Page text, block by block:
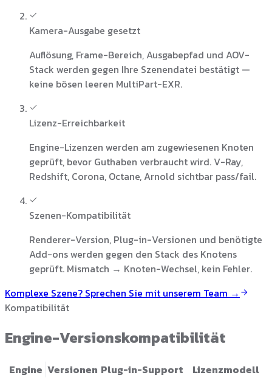
Kamera-Ausgabe gesetzt
Auflösung, Frame-Bereich, Ausgabepfad und AOV-
Stack werden gegen Ihre Szenendatei bestätigt —
keine bösen leeren MultiPart-EXR.
Lizenz-Erreichbarkeit
Engine-Lizenzen werden am zugewiesenen Knoten
geprüft, bevor Guthaben verbraucht wird. V-Ray,
Redshift, Corona, Octane, Arnold sichtbar pass/fail.
Szenen-Kompatibilität
Renderer-Version, Plug-in-Versionen und benötigte
Add-ons werden gegen den Stack des Knotens
geprüft. Mismatch → Knoten-Wechsel, kein Fehler.
Komplexe Szene? Sprechen Sie mit unserem Team →
Kompatibilität
Engine-Versionskompatibilität
Engine Versionen Plug-in-Support Lizenzmodell